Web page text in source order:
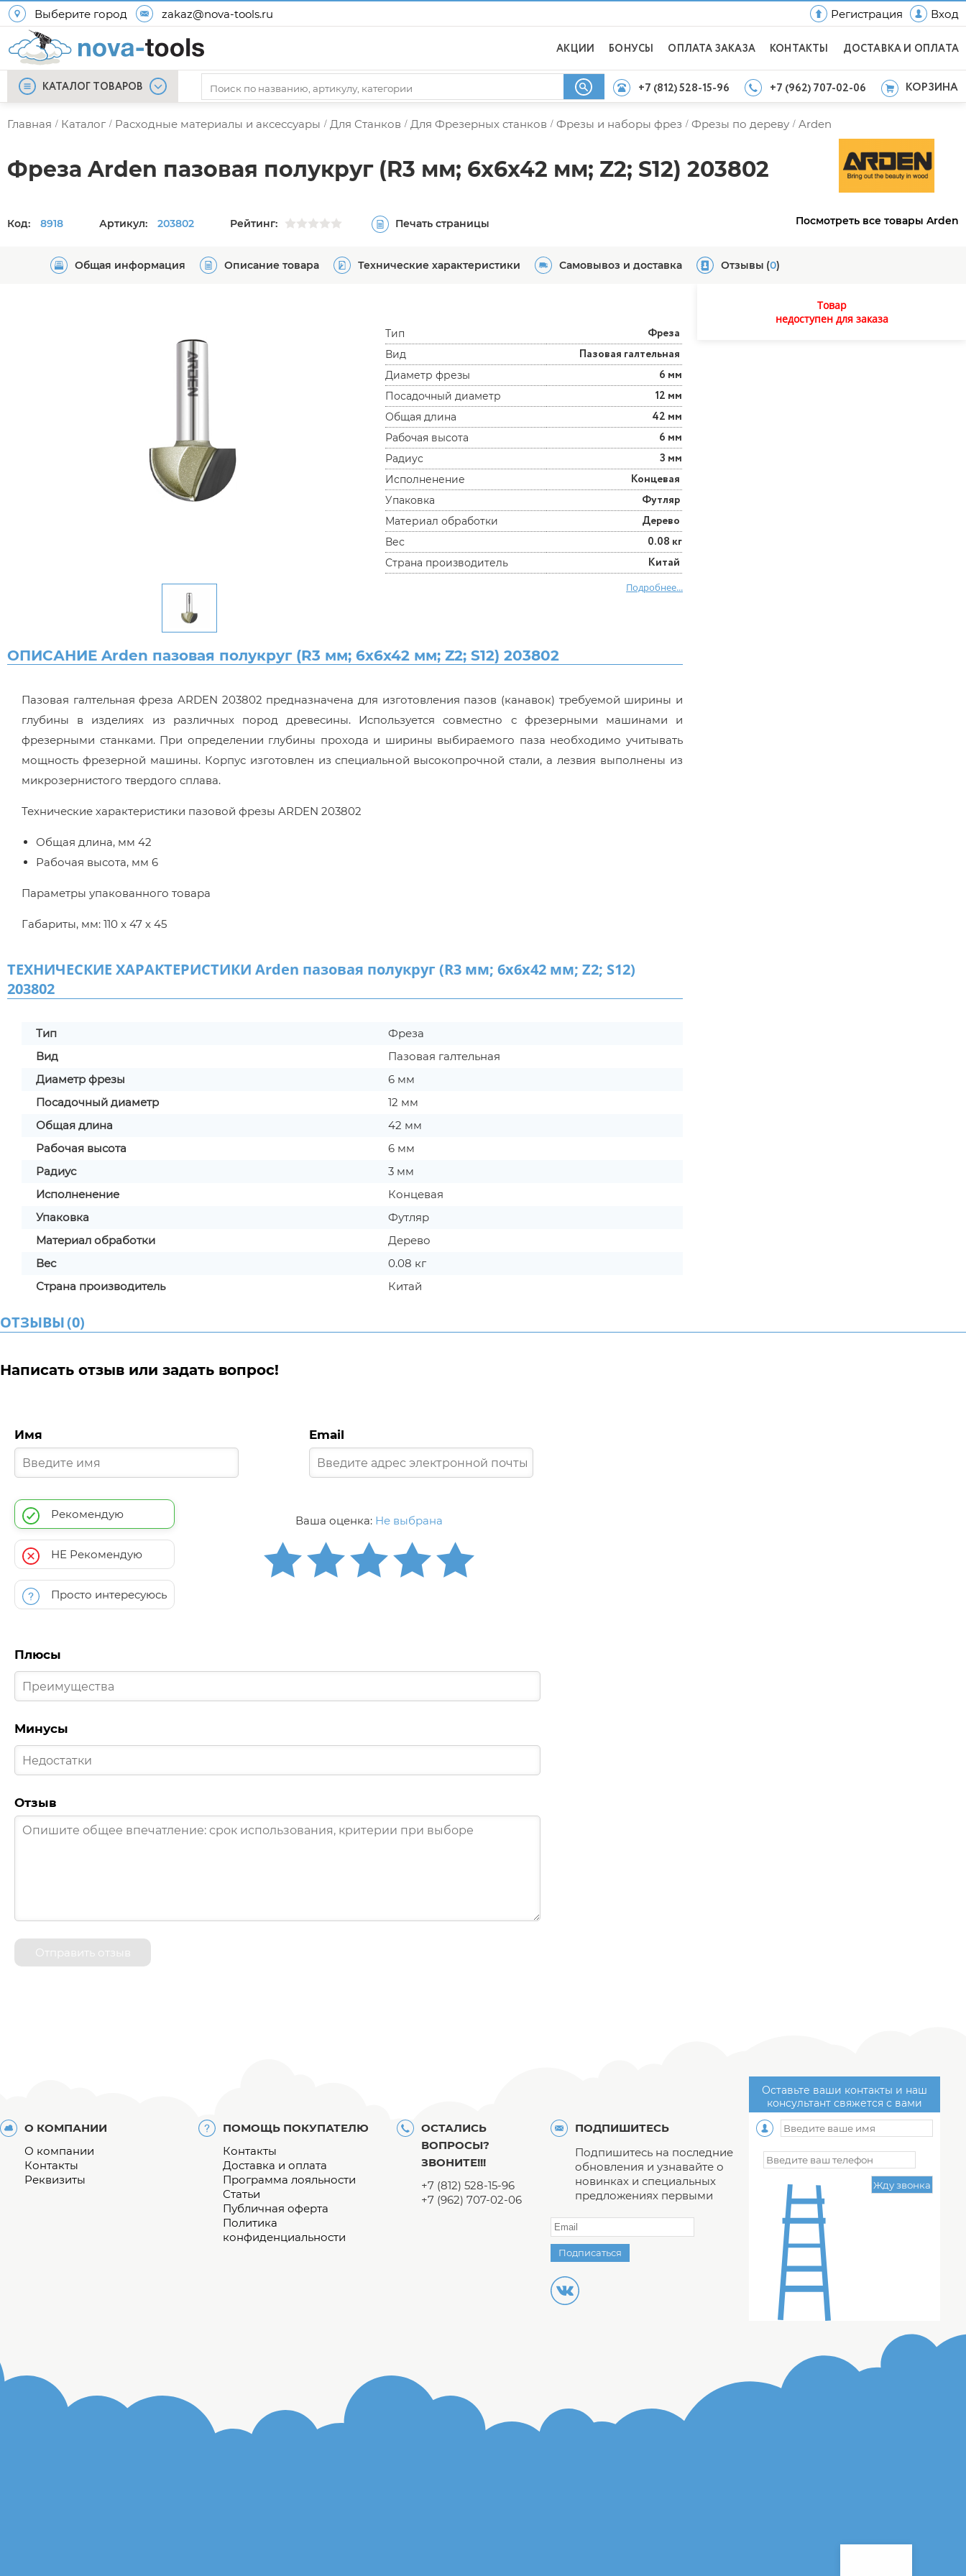
Выберите город zakaz@nova-tools.ru Регистрация Вход
АКЦИИ БОНУСЫ ОПЛАТА ЗАКАЗА КОНТАКТЫ ДОСТАВКА И ОПЛАТА
КАТАЛОГ ТОВАРОВ +7 (812) 528-15-96 +7 (962) 707-02-06 КОРЗИНА
Главная / Каталог / Расходные материалы и аксессуары / Для Станков / Для Фрезерных станков / Фрезы и наборы фрез / Фрезы по дереву / Arden
Фреза Arden пазовая полукруг (R3 мм; 6x6x42 мм; Z2; S12) 203802
Код: 8918 Артикул: 203802 Рейтинг: Печать страницы Посмотреть все товары Arden
Общая информация Описание товара Технические характеристики Самовывоз и доставка Отзывы (0)
Тип Фреза
Вид Пазовая галтельная
Диаметр фрезы 6 мм
Посадочный диаметр 12 мм
Общая длина 42 мм
Рабочая высота 6 мм
Радиус 3 мм
Исполненение Концевая
Упаковка Футляр
Материал обработки Дерево
Вес 0.08 кг
Страна производитель Китай
Подробнее...
ОПИСАНИЕ Arden пазовая полукруг (R3 мм; 6x6x42 мм; Z2; S12) 203802
Пазовая галтельная фреза ARDEN 203802 предназначена для изготовления пазов (канавок) требуемой ширины и
глубины в изделиях из различных пород древесины. Используется совместно с фрезерными машинами и
фрезерными станками. При определении глубины прохода и ширины выбираемого паза необходимо учитывать
мощность фрезерной машины. Корпус изготовлен из специальной высокопрочной стали, а лезвия выполнены из
микрозернистого твердого сплава.
Технические характеристики пазовой фрезы ARDEN 203802
Общая длина, мм 42
Рабочая высота, мм 6
Параметры упакованного товара
Габариты, мм: 110 x 47 x 45
ТЕХНИЧЕСКИЕ ХАРАКТЕРИСТИКИ Arden пазовая полукруг (R3 мм; 6x6x42 мм; Z2; S12)
203802
Тип
Фреза
Вид
Пазовая галтельная
Диаметр фрезы
6 мм
Посадочный диаметр
12 мм
Общая длина
42 мм
Рабочая высота
6 мм
Радиус
3 мм
Исполненение
Концевая
Упаковка
Футляр
Материал обработки
Дерево
Вес
0.08 кг
Страна производитель
Китай
Товар
недоступен для заказа
ОТЗЫВЫ(0)
Написать отзыв или задать вопрос!
Имя Email
Рекомендую
НЕ Рекомендую
Просто интересуюсь
Ваша оценка: Не выбрана
Плюсы
Минусы
Отзыв
Отправить отзыв
О КОМПАНИИ
О компании
Контакты
Реквизиты
ПОМОЩЬ ПОКУПАТЕЛЮ
Контакты
Доставка и оплата
Программа лояльности
Статьи
Публичная оферта
Политика
конфиденциальности
ОСТАЛИСЬ
ВОПРОСЫ?
ЗВОНИТЕ!!!
+7 (812) 528-15-96
+7 (962) 707-02-06
ПОДПИШИТЕСЬ
Подпишитесь на последние
обновления и узнавайте о
новинках и специальных
предложениях первыми
Подписаться
Оставьте ваши контакты и наш
консультант свяжется с вами